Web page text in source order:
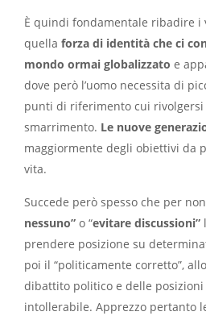
È quindi fondamentale ribadire i
quella forza di identità che ci
mondo ormai globalizzato e
dove però l’uomo necessita di
punti di riferimento cui
smarrimento. Le nuove
maggiormente degli obiettivi da
vita.
Succede però spesso che per non
nessuno” o “evitare discussioni”
prendere posizione su
poi il “politicamente corretto”,
dibattito politico e delle posizioni
intollerabile. Apprezzo pertanto